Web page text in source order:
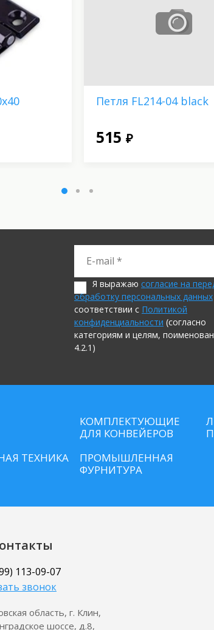
Петля FL214-04 black
515 ₽
Я выражаю согласие на
обработку персональных данных
соответствии с Политикой
конфиденциальности (согласно
категориям и целям,
4.2.1)
КОМПЛЕКТУЮЩИЕ
ДЛЯ КОНВЕЙЕРОВ
ТЕХНИКА
ПРОМЫШЛЕННАЯ
ФУРНИТУРА
113-09-07
звонок
область, г. Клин,
шоссе, д.8,